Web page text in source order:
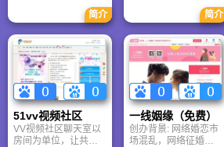
国人成就幸福婚姻为
己任。百合网的核心
业务是基于“心灵匹配”
的婚恋服务。百合网
的目标是通过不断探
索和创新，奠定中国
现代婚恋服务业的基
础，并成为行业的龙
头企业。
简介
里找到对象。现4千多
万注册会员，让缘分简介
51vv视频社区
VV视频社区聊天室以
房间为单位，让共同
一线姻缘（免费）
创办背景: 网络婚恋市
场混乱，网络征婚不